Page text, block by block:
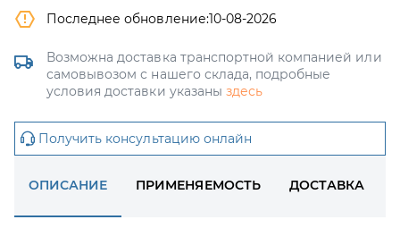
Последнее обновление:10-08-2026
Возможна доставка транспортной компанией или
самовывозом с нашего склада, подробные
условия доставки указаны здесь
Получить консультацию онлайн
ОПИСАНИЕ ПРИМЕНЯЕМОСТЬ ДОСТАВКА